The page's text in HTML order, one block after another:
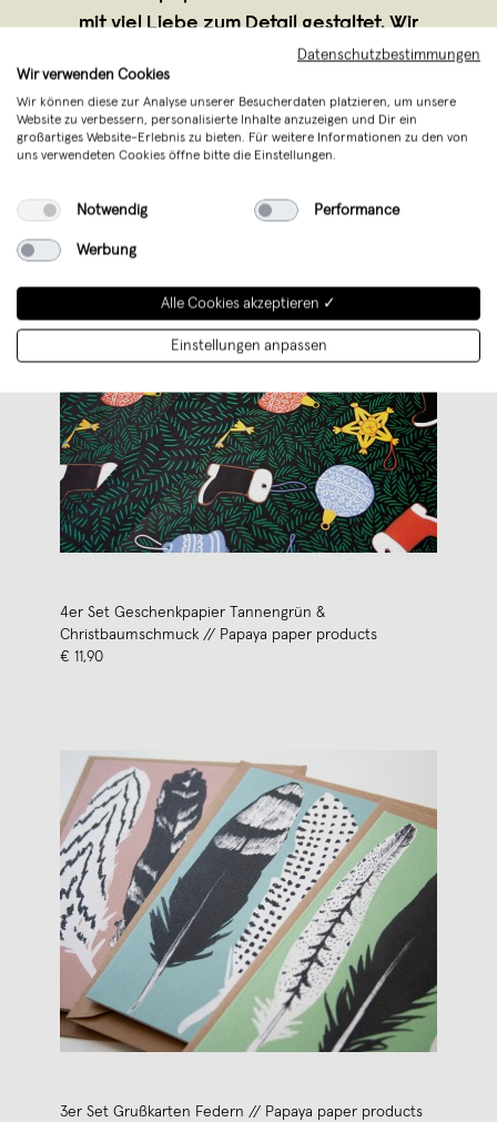
mit viel Liebe zum Detail gestaltet. Wir
nutzen umweltfreundliche Papier...
4er Set Geschenkpapier Tannengrün &
Christbaumschmuck // Papaya paper products
€ 11,90
3er Set Grußkarten Federn // Papaya paper products
Datenschutzbestimmungen
Wir verwenden Cookies
Wir können diese zur Analyse unserer Besucherdaten platzieren, um unsere
Website zu verbessern, personalisierte Inhalte anzuzeigen und Dir ein
großartiges Website-Erlebnis zu bieten. Für weitere Informationen zu den von
uns verwendeten Cookies öffne bitte die Einstellungen.
Notwendig Performance
Werbung
Alle Cookies akzeptieren ✓
Einstellungen anpassen